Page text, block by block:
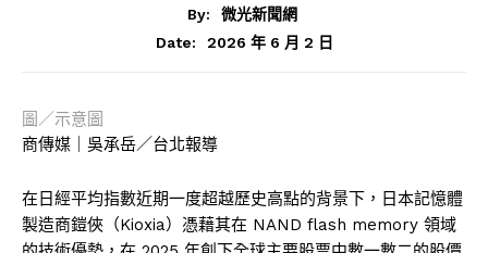
By:
微光新聞網
Date:
2026 年 6 月 2 日
圖／示意圖
商傳媒｜吳承岳／台北報導
在日經平均指數近期一度超越歷史高點的背景下，日本記憶體
製造商鎧俠（Kioxia）憑藉其在 NAND flash memory 領域